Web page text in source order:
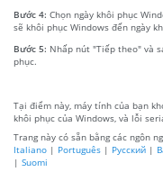
Bước 4: Chọn ngày khôi phục
sẽ khôi phục Windows đến ngày
Bước 5: Nhấp nút "Tiếp theo" và
phục.
Tại điểm này, máy tính của bạn
khôi phục của Windows, và lỗi
Trang này có sẵn bằng các ngôn
Italiano | Português | Русский |
| Suomi